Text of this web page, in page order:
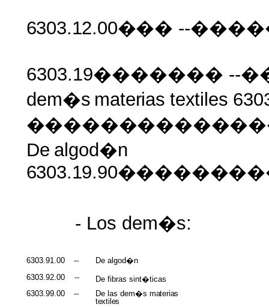
6303.12.00��� --
6303.19������� --
dem�s materias textiles
De algod�n
- Los dem�s:
6303.91.00 --
De algod�n
6303.92.00
--
De fibras sint�ticas
6303.99.00
-- De las dem�s materias
textiles